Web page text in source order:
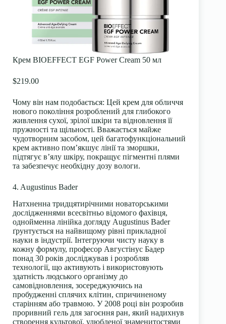
Крем BIOEFFECT EGF Power Cream 50 мл
$219.00
Чому він нам подобається: Цей крем для обличчя
нового покоління розроблений для глибокого
живлення сухої, зрілої шкіри та відновлення її
пружності та щільності. Вважається майже
чудотворним засобом, цей багатофункціональний
крем активно пом’якшує лінії та зморшки,
підтягує в’ялу шкіру, покращує пігментні плями
та забезпечує необхідну дозу вологи.
4. Augustinus Bader
Натхненна тридцятирічними новаторськими
дослідженнями всесвітньо відомого фахівця,
однойменна лінійка догляду Augustinus Bader
ґрунтується на найвищому рівні прикладної
науки в індустрії. Інтегруючи чисту науку в
кожну формулу, професор Августінус Бадер
понад 30 років досліджував і розробляв
технології, що активують і використовують
здатність людського організму до
самовідновлення, зосереджуючись на
пробудженні сплячих клітин, спричиненому
старінням або травмою. У 2008 році він розробив
проривний гель для загоєння ран, який надихнув
створення культової, улюбленої знаменитостями